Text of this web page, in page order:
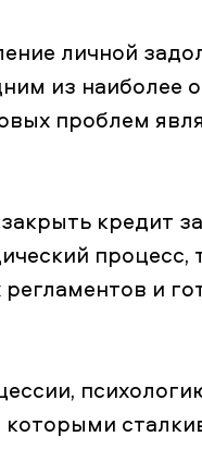
личной
из наиболее
проблем
кредит
процесс,
и